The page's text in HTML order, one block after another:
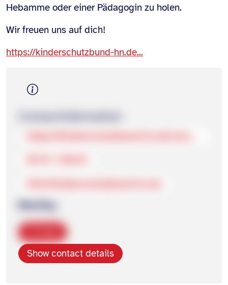
Hebamme oder einer Pädagogin zu holen.
Wir freuen uns auf dich!
https://kinderschutzbund-hn.de...
Show contact details